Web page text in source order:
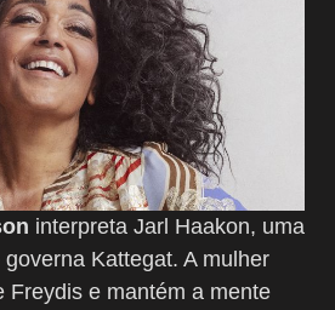
interpreta Jarl Haakon, uma
Kattegat. A mulher
Freydis e mantém a mente